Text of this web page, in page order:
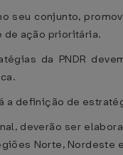
seu conjunto,
ação prioritária.
da PNDR
a definição de
deverão ser
Norte,